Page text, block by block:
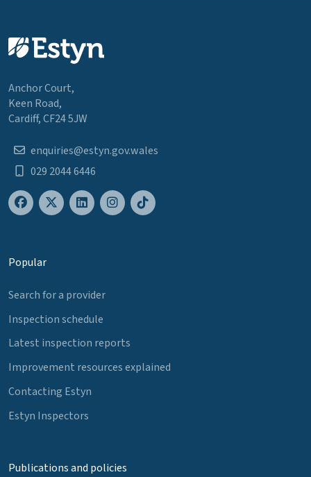
Anchor Court,
Keen Road,
Cardiff, CF24 5JW
enquiries@estyn.gov.wales
029 2044 6446
Popular
Search for a provider
Inspection schedule
Latest inspection reports
Improvement resources explained
Contacting Estyn
Estyn Inspectors
Publications and policies